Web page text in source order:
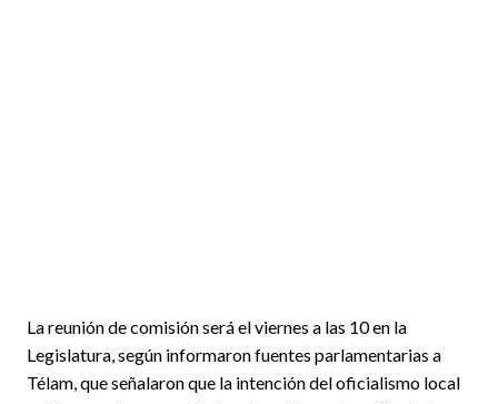
La reunión de comisión será el viernes a las 10 en la
Legislatura, según informaron fuentes parlamentarias a
Télam, que señalaron que la intención del oficialismo local